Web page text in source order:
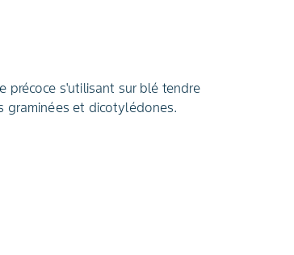
s'utilisant sur blé tendre
graminées et dicotylédones.